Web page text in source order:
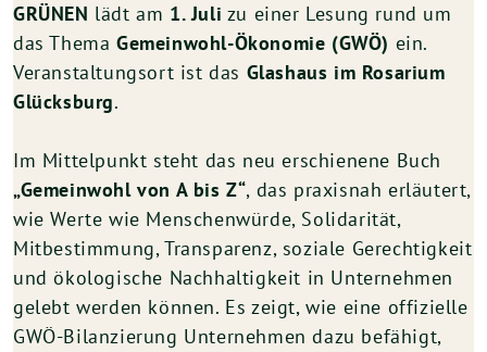
GRÜNEN lädt am 1. Juli zu einer Lesung rund um
das Thema Gemeinwohl-Ökonomie (GWÖ) ein.
Veranstaltungsort ist das Glashaus im Rosarium
Glücksburg.
Im Mittelpunkt steht das neu erschienene Buch
„Gemeinwohl von A bis Z“, das praxisnah erläutert,
wie Werte wie Menschenwürde, Solidarität,
Mitbestimmung, Transparenz, soziale Gerechtigkeit
und ökologische Nachhaltigkeit in Unternehmen
gelebt werden können. Es zeigt, wie eine offizielle
GWÖ-Bilanzierung Unternehmen dazu befähigt,